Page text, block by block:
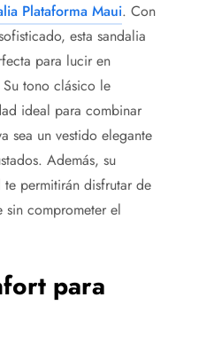
Plataforma Maui. Con
esta sandalia
para lucir en
tono clásico le
ideal para combinar
sea un vestido elegante
Además, su
permitirán disfrutar de
comprometer el
para